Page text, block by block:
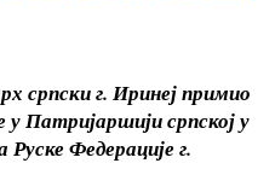
српски г. Иринеј примио
у Патријаршији српској у
Федерације г.